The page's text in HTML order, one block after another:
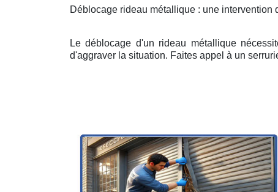
Déblocage rideau métallique : une intervention
Le déblocage d'un rideau métallique
d'aggraver la situation. Faites appel à un